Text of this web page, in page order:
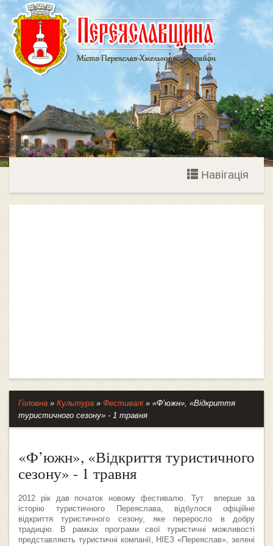
Навігація
Головна » Культура » Фестивалі » «Ф’южн», «Відкриття
туристичного сезону» - 1 травня
«Ф’южн», «Відкриття туристичного
сезону» - 1 травня
2012 рік дав початок новому фестивалю. Тут вперше за
історію туристичного Переяслава, відбулося офіційне
відкриття туристичного сезону, яке переросло в добру
традицію. В рамках програми свої туристичні можливості
представляють туристичні компанії, НІЕЗ «Переяслав», зелені